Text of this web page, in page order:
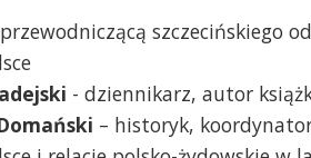
szczecińskiego
- dziennikarz, autor
– historyk,